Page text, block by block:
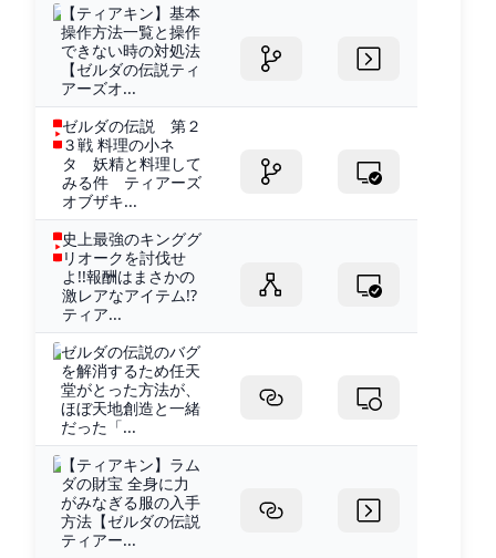
【ティアキン】基本
操作方法一覧と操作
できない時の対処法
【ゼルダの伝説ティ
アーズオ...
ゼルダの伝説 第２
３戦 料理の小ネ
タ 妖精と料理して
みる件 ティアーズ
オブザキ...
史上最強のキンググ
リオークを討伐せ
よ!!報酬はまさかの
激レアなアイテム!?
ティア...
ゼルダの伝説のバグ
を解消するため任天
堂がとった方法が、
ほぼ天地創造と一緒
だった「...
【ティアキン】ラム
ダの財宝 全身に力
がみなぎる服の入手
方法【ゼルダの伝説
ティアー...